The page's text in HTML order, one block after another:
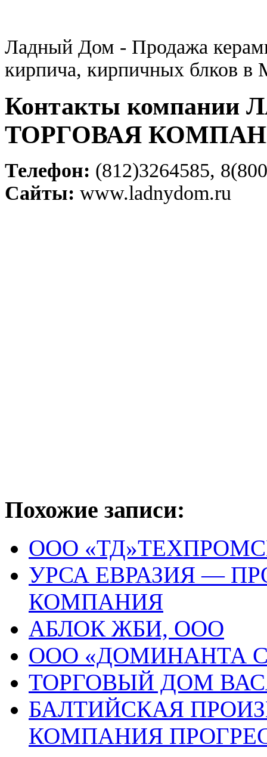
Ладный Дом - Продажа
кирпича, кирпичных блков в
Контакты
ТОРГОВАЯ
Телефон: (812)3264585,
Сайты: www.ladnydom.ru
Похожие записи:
ООО
УРСА ЕВРАЗИЯ —
КОМПАНИЯ
АБЛОК ЖБИ, ООО
ООО «ДОМИНАНТА
ТОРГОВЫЙ ДОМ
БАЛТИЙСКАЯ
КОМПАНИЯ